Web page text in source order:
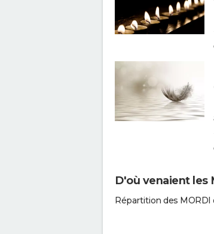
D'où venaient les
Répartition des